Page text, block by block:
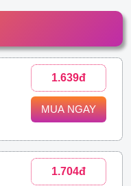
1.639đ
MUA NGAY
1.704đ